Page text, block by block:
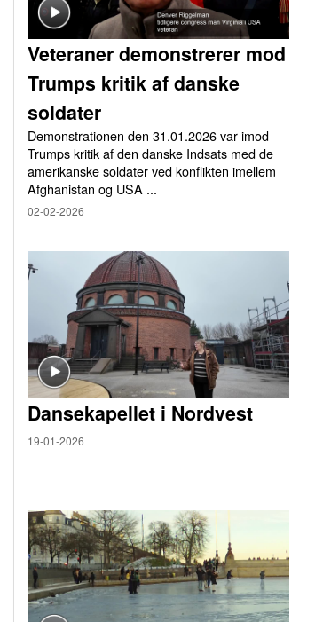
Veteraner demonstrerer mod
Trumps kritik af danske
soldater
Demonstrationen den 31.01.2026 var imod
Trumps kritik af den danske Indsats med de
amerikanske soldater ved konflikten imellem
Afghanistan og USA ...
02-02-2026
Dansekapellet i Nordvest
19-01-2026